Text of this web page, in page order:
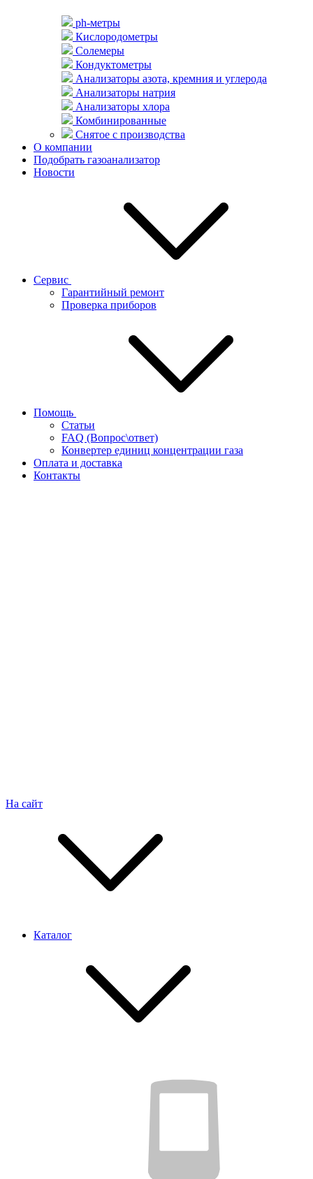
ph-метры
Кислородометры
Солемеры
Кондуктометры
Анализаторы азота, кремния и углерода
Анализаторы натрия
Анализаторы хлора
Комбинированные
Снятое с производства
О компании
Подобрать газоанализатор
Новости
Сервис
Гарантийный ремонт
Проверка приборов
Помощь
Статьи
FAQ (Вопрос\ответ)
Конвертер единиц концентрации газа
Оплата и доставка
Контакты
На сайт
Каталог